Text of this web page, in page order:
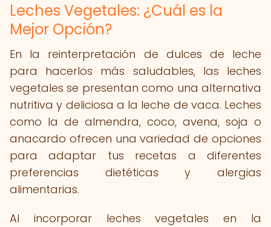
Leches Vegetales: ¿Cuál es la
Mejor Opción?
En la reinterpretación de dulces de leche
para hacerlos más saludables, las leches
vegetales se presentan como una alternativa
nutritiva y deliciosa a la leche de vaca. Leches
como la de almendra, coco, avena, soja o
anacardo ofrecen una variedad de opciones
para adaptar tus recetas a diferentes
preferencias dietéticas y alergias
alimentarias.
Al incorporar leches vegetales en la